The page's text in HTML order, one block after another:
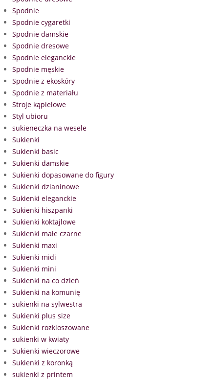
Spodnie
Spodnie cygaretki
Spodnie damskie
Spodnie dresowe
Spodnie eleganckie
Spodnie męskie
Spodnie z ekoskóry
Spodnie z materiału
Stroje kąpielowe
Styl ubioru
sukieneczka na wesele
Sukienki
Sukienki basic
Sukienki damskie
Sukienki dopasowane do figury
Sukienki dzianinowe
Sukienki eleganckie
Sukienki hiszpanki
Sukienki koktajlowe
Sukienki małe czarne
Sukienki maxi
Sukienki midi
Sukienki mini
Sukienki na co dzień
Sukienki na komunię
sukienki na sylwestra
Sukienki plus size
Sukienki rozkloszowane
sukienki w kwiaty
Sukienki wieczorowe
Sukienki z koronką
sukienki z printem